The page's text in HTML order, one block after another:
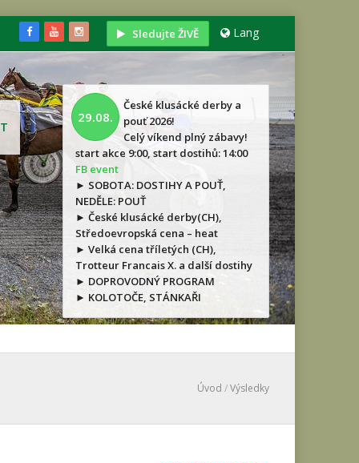
Sledujte ŽIVĚ Lang
29.08.
České klusácké derby a
pouť 2026!
Celý víkend plný zábavy!
start akce 9:00, start dostihů: 14:00
FB event
► SOBOTA: DOSTIHY A POUŤ,
NEDĚLE: POUŤ
► České klusácké derby(CH),
Středoevropská cena – heat
► Velká cena tříletých (CH),
Trotteur Francais X. a další dostihy
► DOPROVODNÝ PROGRAM
► KOLOTOČE, STÁNKAŘI
Úvod /Výsledky